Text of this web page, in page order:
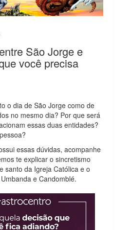
São Jorge e
você precisa
o dia de São Jorge como de
no mesmo dia? Por que será
essas duas entidades?
essas dúvidas, acompanhe
te explicar o sincretismo
santo da Igreja Católica e o
e Candomblé.